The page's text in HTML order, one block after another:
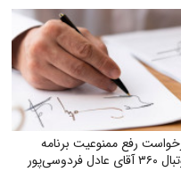
رفع ممنوعیت برنامه
عادل فردوسی‌پور